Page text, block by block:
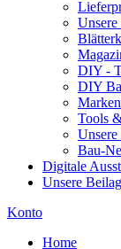
DIY -
DIY
Tools
Unsere
Bau-
Digitale
Unsere
Konto
Home